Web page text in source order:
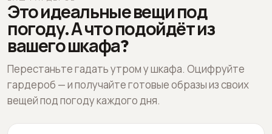
Это идеальные вещи под
погоду. А что подойдёт из
вашего шкафа?
Перестаньте гадать утром у шкафа. Оцифруйте
гардероб — и получайте готовые образы из своих
вещей под погоду каждого дня.